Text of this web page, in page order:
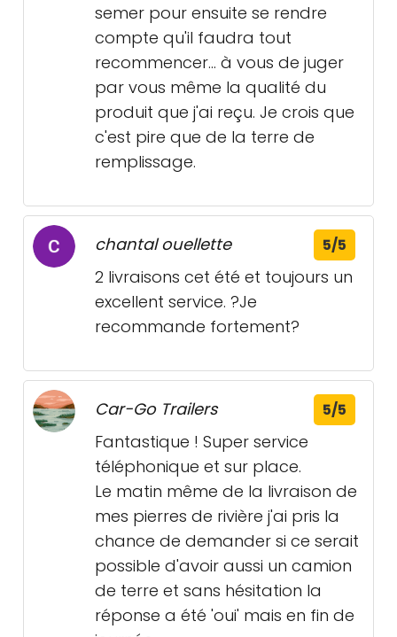
semer pour ensuite se rendre
compte qu'il faudra tout
recommencer... à vous de juger
par vous même la qualité du
produit que j'ai reçu. Je crois que
c'est pire que de la terre de
remplissage.
chantal ouellette 5/5
2 livraisons cet été et toujours un
excellent service. ?Je
recommande fortement?
Car-Go Trailers 5/5
Fantastique ! Super service
téléphonique et sur place.
Le matin même de la livraison de
mes pierres de rivière j'ai pris la
chance de demander si ce serait
possible d'avoir aussi un camion
de terre et sans hésitation la
réponse a été 'oui' mais en fin de